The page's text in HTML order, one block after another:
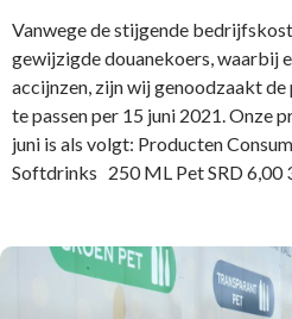
Vanwege de stijgende
gewijzigde douanekoers, waarbij
accijnzen, zijn wij genoodzaakt
te passen per 15 juni 2021. Onze
juni is als volgt: Producten
Softdrinks 250 ML Pet SRD 6,00